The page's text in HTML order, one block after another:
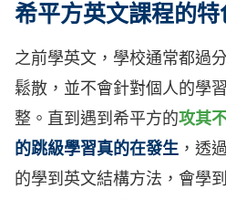
希平方英文課程的特
之前學英文，學校通常都過
鬆散，並不會針對個人的學
整。直到遇到希平方的攻其
的跳級學習真的在發生 ，透
的學到英文結構方法，會學